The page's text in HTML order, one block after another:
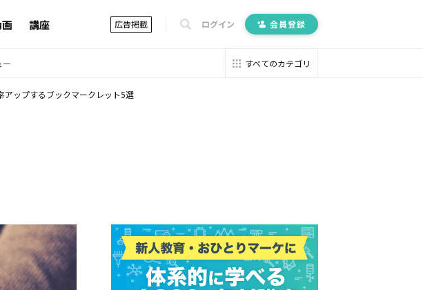
講座 広告掲載 ログイン 会員登録
ー すべてのカテゴリ
アップするブックマークレット5選